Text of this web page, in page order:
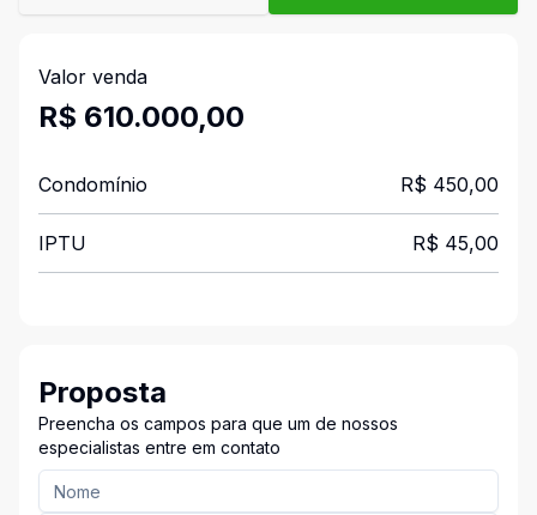
Valor venda
R$ 610.000,00
Condomínio R$ 450,00
IPTU R$ 45,00
Proposta
Preencha os campos para que um de nossos
especialistas entre em contato